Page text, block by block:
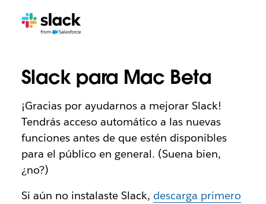
Slack para Mac Beta
¡Gracias por ayudarnos a mejorar Slack!
Tendrás acceso automático a las nuevas
funciones antes de que estén disponibles
para el público en general. (Suena bien,
¿no?)
Si aún no instalaste Slack, descarga primero